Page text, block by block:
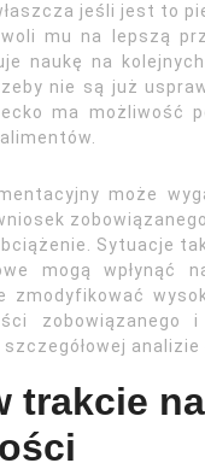
jeśli jest to
mu na lepszą
naukę na
nie są już
ma możliwość
może
Sytuacje
mogą wpłynąć
zobowiązanego
analizie
trakcie